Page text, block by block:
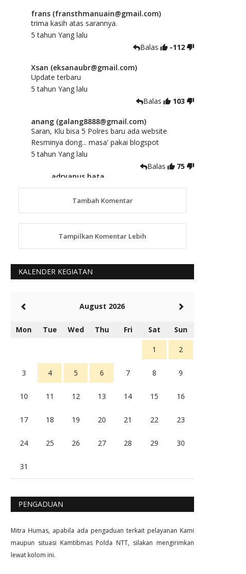
frans (fransthmanuain@gmail.com)
trima kasih atas sarannya.
5 tahun Yang lalu
Balas
-112
Xsan (eksanaubr@gmail.com)
Update terbaru
5 tahun Yang lalu
Balas
103
anang (galang8888@gmail.com)
Saran, Klu bisa 5 Polres baru ada website
Resminya dong... masa' pakai blogspot
5 tahun Yang lalu
Balas
75
adryanus bata
kami tindaklanjuti
5 tahun Yang lalu
88
anggy (anakkaos@gmail.com)
Sumba Barat Aman, Trmksih Pak Polisi
5 tahun Yang lalu
Rambu (rambu03@gmail.com)
5 tahun Yang lalu
Balas
16
Tambah Komentar
Tampilkan Komentar Lebih
KALENDER KEGIATAN
August 2026
Mon Tue Wed Thu Fri Sat Sun
1 2
3 4 5 6 7 8 9
10 11 12 13 14 15 16
17 18 19 20 21 22 23
24 25 26 27 28 29 30
31
PENGADUAN
Mitra Humas, apabila ada pengaduan terkait pelayanan Kami
maupun situasi Kamtibmas Polda NTT, silakan mengirimkan
lewat kolom ini.